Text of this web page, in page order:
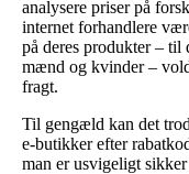
analysere priser på
internet forhandlere
på deres produkter – til
mænd og kvinder –
fragt.
Til gengæld kan det
e-butikker efter
man er usvigeligt